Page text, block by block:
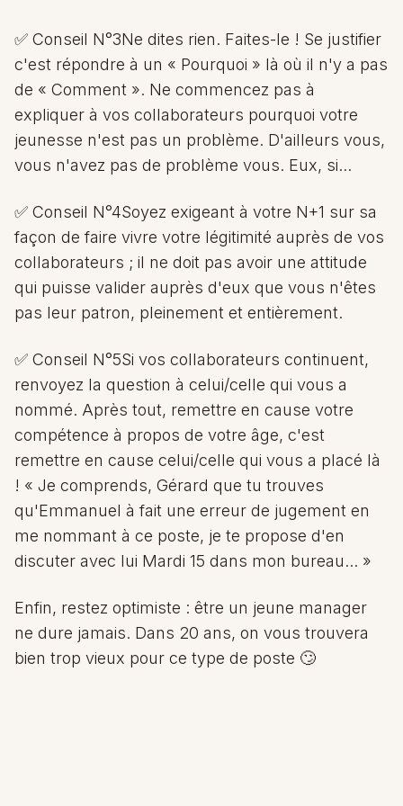
✅ Conseil N°3Ne dites rien. Faites-le ! Se justifier
c'est répondre à un « Pourquoi » là où il n'y a pas
de « Comment ». Ne commencez pas à
expliquer à vos collaborateurs pourquoi votre
jeunesse n'est pas un problème. D'ailleurs vous,
vous n'avez pas de problème vous. Eux, si...
✅ Conseil N°4Soyez exigeant à votre N+1 sur sa
façon de faire vivre votre légitimité auprès de vos
collaborateurs ; il ne doit pas avoir une attitude
qui puisse valider auprès d'eux que vous n'êtes
pas leur patron, pleinement et entièrement.
✅ Conseil N°5Si vos collaborateurs continuent,
renvoyez la question à celui/celle qui vous a
nommé. Après tout, remettre en cause votre
compétence à propos de votre âge, c'est
remettre en cause celui/celle qui vous a placé là
! « Je comprends, Gérard que tu trouves
qu'Emmanuel à fait une erreur de jugement en
me nommant à ce poste, je te propose d'en
discuter avec lui Mardi 15 dans mon bureau... »
Enfin, restez optimiste : être un jeune manager
ne dure jamais. Dans 20 ans, on vous trouvera
bien trop vieux pour ce type de poste 🙄